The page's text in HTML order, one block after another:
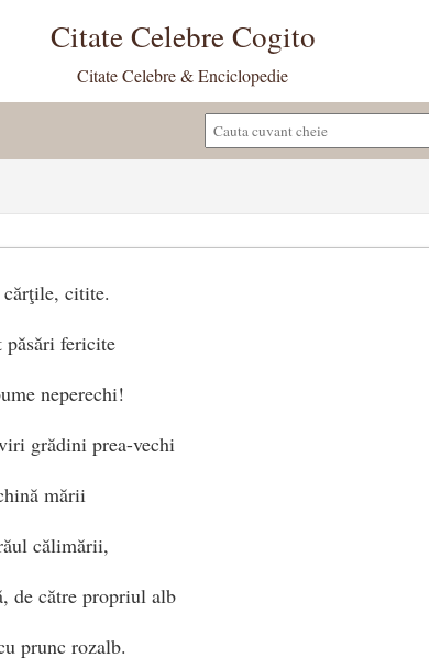
Citate Celebre Cogito
Citate Celebre & Enciclopedie
citite.
păsări fericite
neperechi!
grădini prea-vechi
mării
călimării,
de către propriul alb
prunc rozalb.